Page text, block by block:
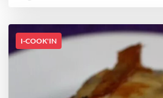
I-COOK'IN